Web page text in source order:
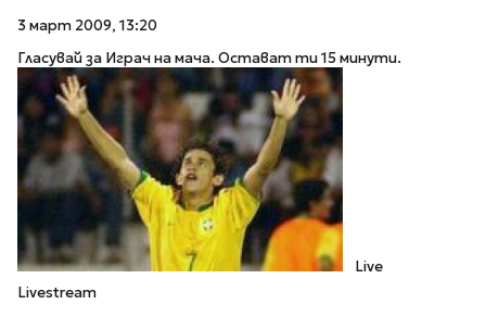
3 март 2009, 13:20
Гласувай за Играч на мача. Остават ти 15 минути.
Live
Livestream